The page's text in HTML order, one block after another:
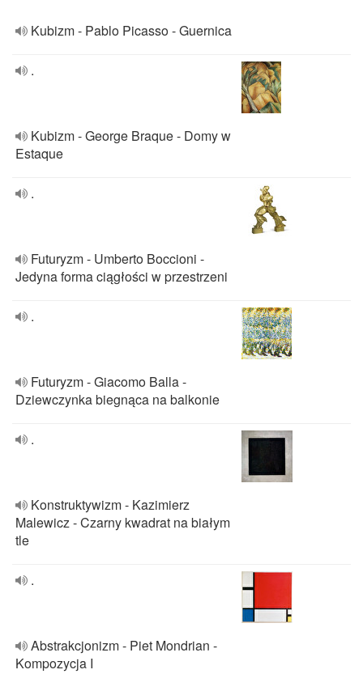
Kubizm - Pablo Picasso - Guernica
.
Kubizm - George Braque - Domy w
Estaque
.
Futuryzm - Umberto Boccioni -
Jedyna forma ciągłości w przestrzeni
.
Futuryzm - Giacomo Balla -
Dziewczynka biegnąca na balkonie
.
Konstruktywizm - Kazimierz
Malewicz - Czarny kwadrat na białym
tle
.
Abstrakcjonizm - Piet Mondrian -
Kompozycja I